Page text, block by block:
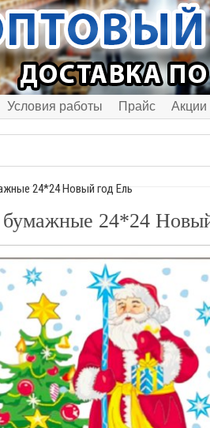
Условия работы Прайс Акции
24*24 Новый год Ель
24*24